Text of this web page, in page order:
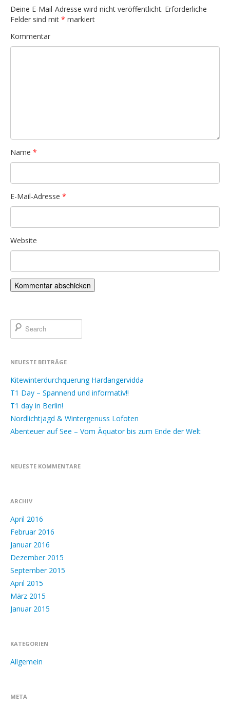
Deine E-Mail-Adresse wird nicht veröffentlicht. Erforderliche
Felder sind mit * markiert
Kommentar
Name *
E-Mail-Adresse *
Website
NEUESTE BEITRÄGE
Kitewinterdurchquerung Hardangervidda
T1 Day – Spannend und informativ!!
T1 day in Berlin!
Nordlichtjagd & Wintergenuss Lofoten
Abenteuer auf See – Vom Äquator bis zum Ende der Welt
NEUESTE KOMMENTARE
ARCHIV
April 2016
Februar 2016
Januar 2016
Dezember 2015
September 2015
April 2015
März 2015
Januar 2015
KATEGORIEN
Allgemein
META